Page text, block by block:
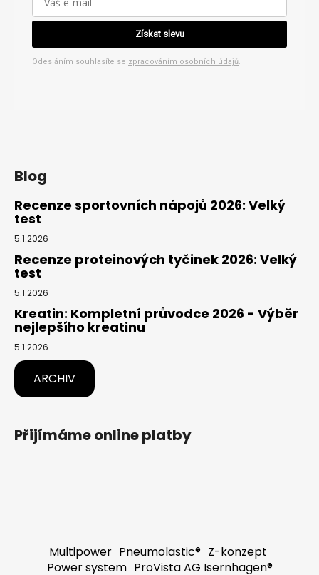
Získat slevu
Odesláním souhlasíte se zpracováním osobních údajů.
Blog
Recenze sportovních nápojů 2026: Velký
test
5.1.2026
Recenze proteinových tyčinek 2026: Velký
test
5.1.2026
Kreatin: Kompletní průvodce 2026 - Výběr
nejlepšího kreatinu
5.1.2026
ARCHIV
Přijímáme online platby
Multipower Pneumolastic® Z-konzept
Power system ProVista AG Isernhagen®